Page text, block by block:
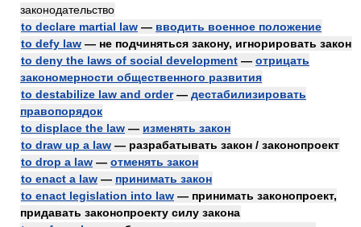
законодательство
to declare martial law — вводить военное положение
to defy law — не подчиняться закону, игнорировать закон
to deny the laws of social development — отрицать
закономерности общественного развития
to destabilize law and order— дестабилизировать
правопорядок
to displace the law — изменять закон
to draw up a law — разрабатывать закон / законопроект
to drop a law — отменять закон
to enact a law — принимать закон
to enact legislation into law — принимать законопроект,
придавать законопроекту силу закона